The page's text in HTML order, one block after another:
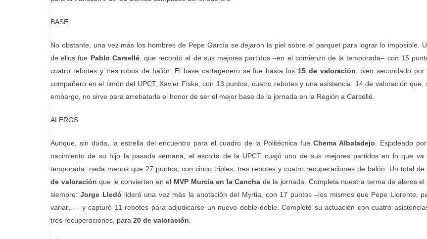
BASE
No obstante, una vez más los hombres de Pepe García se dejaron la piel sobre el parquet para lograr lo imposible.
de ellos fue Pablo Carsellé, que recordó al de sus mejores partidos –en el comienzo de la temporada– con 15
cuatro rebotes y tres robos de balón. El base cartagenero se fue hasta los 15 de valoración , bien secundado por
compañero en el timón del UPCT, Xavier Fiske, con 13 puntos, cuatro rebotes y una asistencia: 14 de valoración que,
embargo, no sirve para arrebatarle el honor de ser el mejor base de la jornada en la Región a Carsellé.
ALEROS
Aunque, sin duda, la estrella del encuentro para el cuadro de la Politécnica fue Chema Albaladejo . Espoleado
nacimiento de su hijo la pasada semana, el escolta de la UPCT cuajó uno de sus mejores partidos en lo que va
temporada: nada menos que 27 puntos, con cinco triples, tres rebotes y cuatro recuperaciones de balón. Un total de
de valoración que le convierten en el MVP Murcia en la Cancha de la jornada. Completa nuestra terma de aleros el
siempre:Jorge Lledó lideró una vez más la anotación del Myrtia, con 17 puntos –los mismos que Pepe Llorente,
variar…– y capturó 11 rebotes para adjudicarse un nuevo doble-doble. Completó su actuación con cuatro
tres recuperaciones, para 20 de valoración